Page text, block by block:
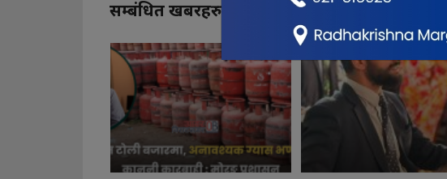
सम्बंधित खबरहरु